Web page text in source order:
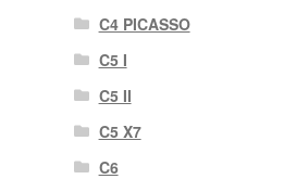
C4 PICASSO
C5 I
C5 II
C5 X7
C6